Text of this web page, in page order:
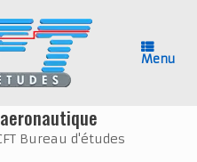
Menu
Bureau d'études